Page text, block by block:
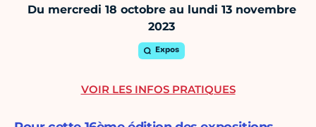
Du mercredi 18 octobre au lundi 13 novembre
2023
Expos
VOIR LES INFOS PRATIQUES